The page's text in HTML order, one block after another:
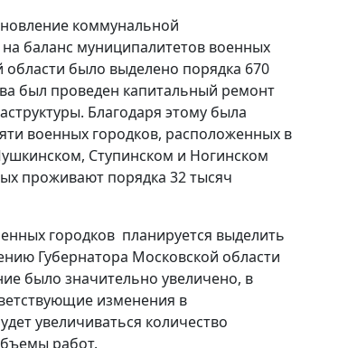
коммунальной
баланс муниципалитетов военных
было выделено порядка 670
был проведен капитальный ремонт
Благодаря этому была
военных городков, расположенных в
Ступинском и Ногинском
проживают порядка 32 тысяч
городков планируется выделить
Губернатора Московской области
было значительно увеличено, в
изменения в
увеличиваться количество
работ.